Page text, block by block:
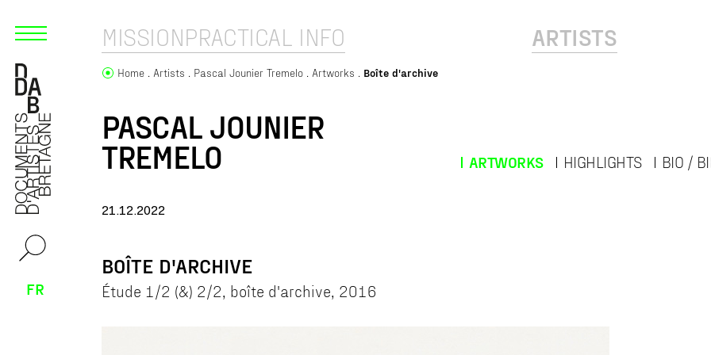
FR
MISSIONPRACTICAL INFO ARTISTS
Home Artists Pascal Jounier Tremelo Artworks Boîte d'archive
PASCAL JOUNIER
TREMELO ARTWORKS HIGHLIGHTS BIO /
21.12.2022
BOÎTE D'ARCHIVE
Étude 1/2 (&) 2/2, boîte d'archive, 2016